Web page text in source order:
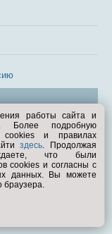
работы сайта и
Более подробную
и правилах
здесь. Продолжая
что были
cookies и согласны с
данных. Вы можете
браузера.